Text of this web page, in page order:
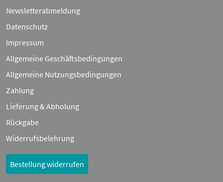
Newsletterabmeldung
Datenschutz
Impressum
Allgemeine Geschäftsbedingungen
Allgemeine Nutzungsbedingungen
Zahlung
Lieferung & Abholung
Rückgabe
Widerrufsbelehrung
Bestellung widerrufen